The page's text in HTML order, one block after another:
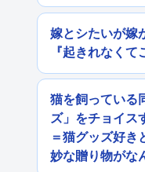
嫁とシたいが嫁
『起きれなくて
猫を飼っている
ズ」をチョイス
＝猫グッズ好き
妙な贈り物がな